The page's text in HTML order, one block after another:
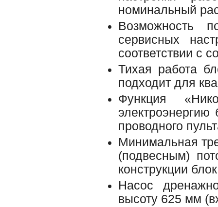
номинальный
Возможность
сервисных
соответствии с
Тихая работа
подходит для
Функция
проводного
Минимальная
(подвесным)
конструкции
Насос
высоту 625 мм